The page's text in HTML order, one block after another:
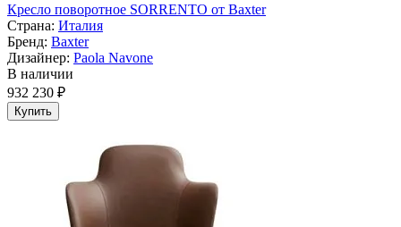
Кресло поворотное SORRENTO от Baxter
Страна: Италия
Бренд: Baxter
Дизайнер: Paola Navone
В наличии
932 230 ₽
Купить